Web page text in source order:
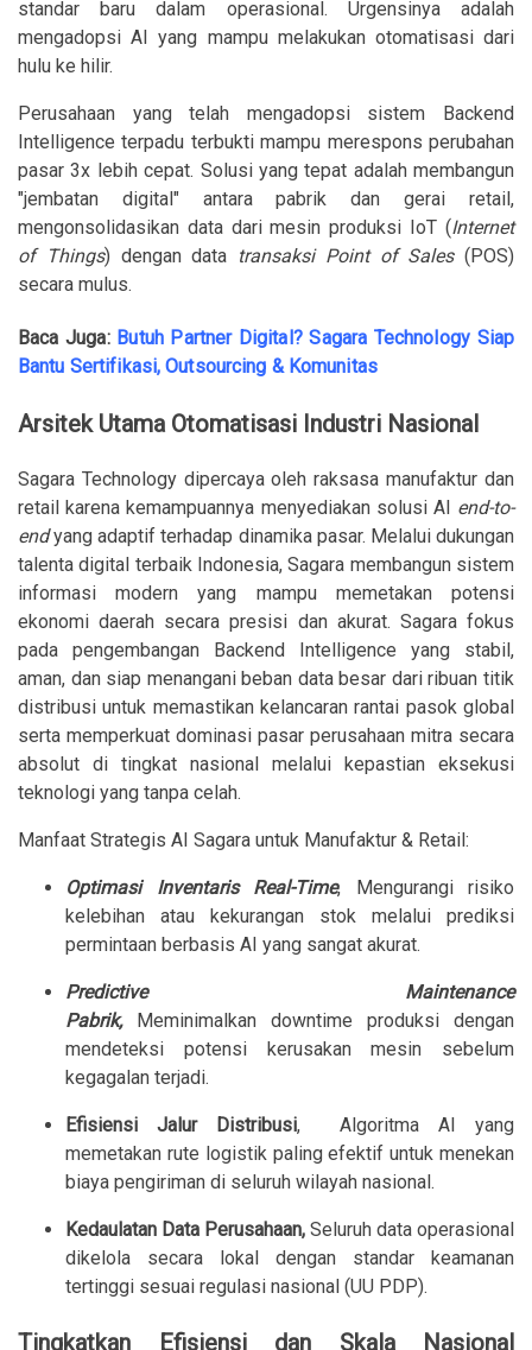
standar baru dalam operasional. Urgensinya adalah
mengadopsi AI yang mampu melakukan otomatisasi dari
hulu ke hilir.
Perusahaan yang telah mengadopsi sistem Backend
Intelligence terpadu terbukti mampu merespons perubahan
pasar 3x lebih cepat. Solusi yang tepat adalah membangun
"jembatan digital" antara pabrik dan gerai retail,
mengonsolidasikan data dari mesin produksi IoT (Internet
of Things) dengan data transaksi Point of Sales (POS)
secara mulus.
Baca Juga: Butuh Partner Digital? Sagara Technology Siap
Bantu Sertifikasi, Outsourcing & Komunitas
Arsitek Utama Otomatisasi Industri Nasional
Sagara Technology dipercaya oleh raksasa manufaktur dan
retail karena kemampuannya menyediakan solusi AI end-to-
endyang adaptif terhadap dinamika pasar. Melalui dukungan
talenta digital terbaik Indonesia, Sagara membangun sistem
informasi modern yang mampu memetakan potensi
ekonomi daerah secara presisi dan akurat. Sagara fokus
pada pengembangan Backend Intelligence yang stabil,
aman, dan siap menangani beban data besar dari ribuan titik
distribusi untuk memastikan kelancaran rantai pasok global
serta memperkuat dominasi pasar perusahaan mitra secara
absolut di tingkat nasional melalui kepastian eksekusi
teknologi yang tanpa celah.
Manfaat Strategis AI Sagara untuk Manufaktur & Retail:
Optimasi Inventaris Real-Time, Mengurangi risiko
kelebihan atau kekurangan stok melalui prediksi
permintaan berbasis AI yang sangat akurat.
Predictive Maintenance
Pabrik,Meminimalkan downtime produksi dengan
mendeteksi potensi kerusakan mesin sebelum
kegagalan terjadi.
Efisiensi Jalur Distribusi, Algoritma AI yang
memetakan rute logistik paling efektif untuk menekan
biaya pengiriman di seluruh wilayah nasional.
Kedaulatan Data Perusahaan, Seluruh data operasional
dikelola secara lokal dengan standar keamanan
tertinggi sesuai regulasi nasional (UU PDP).
Tingkatkan Efisiensi dan Skala Nasional